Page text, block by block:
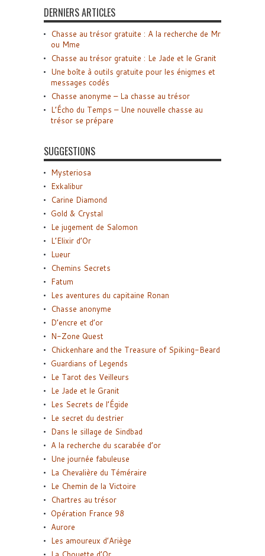
DERNIERS ARTICLES
Chasse au trésor gratuite : A la recherche de Mr
ou Mme
Chasse au trésor gratuite : Le Jade et le Granit
Une boîte à outils gratuite pour les énigmes et
messages codés
Chasse anonyme – La chasse au trésor
L’Écho du Temps – Une nouvelle chasse au
trésor se prépare
SUGGESTIONS
Mysteriosa
Exkalibur
Carine Diamond
Gold & Crystal
Le jugement de Salomon
L’Elixir d’Or
Lueur
Chemins Secrets
Fatum
Les aventures du capitaine Ronan
Chasse anonyme
D’encre et d’or
N-Zone Quest
Chickenhare and the Treasure of Spiking-Beard
Guardians of Legends
Le Tarot des Veilleurs
Le Jade et le Granit
Les Secrets de l’Égide
Le secret du destrier
Dans le sillage de Sindbad
A la recherche du scarabée d’or
Une journée fabuleuse
La Chevalière du Téméraire
Le Chemin de la Victoire
Chartres au trésor
Opération France 98
Aurore
Les amoureux d’Ariège